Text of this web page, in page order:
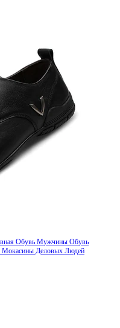
Обувь Мужчины Обувь
Мокасины Деловых Людей